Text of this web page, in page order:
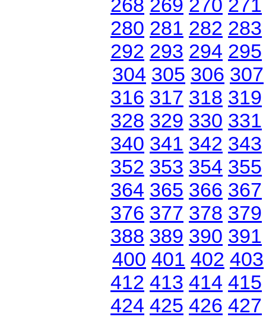
268 269 270 271
280 281 282 283
292 293 294 295
304 305 306 307
316 317 318 319
328 329 330 331
340 341 342 343
352 353 354 355
364 365 366 367
376 377 378 379
388 389 390 391
400 401 402 403
412 413 414 415
424 425 426 427